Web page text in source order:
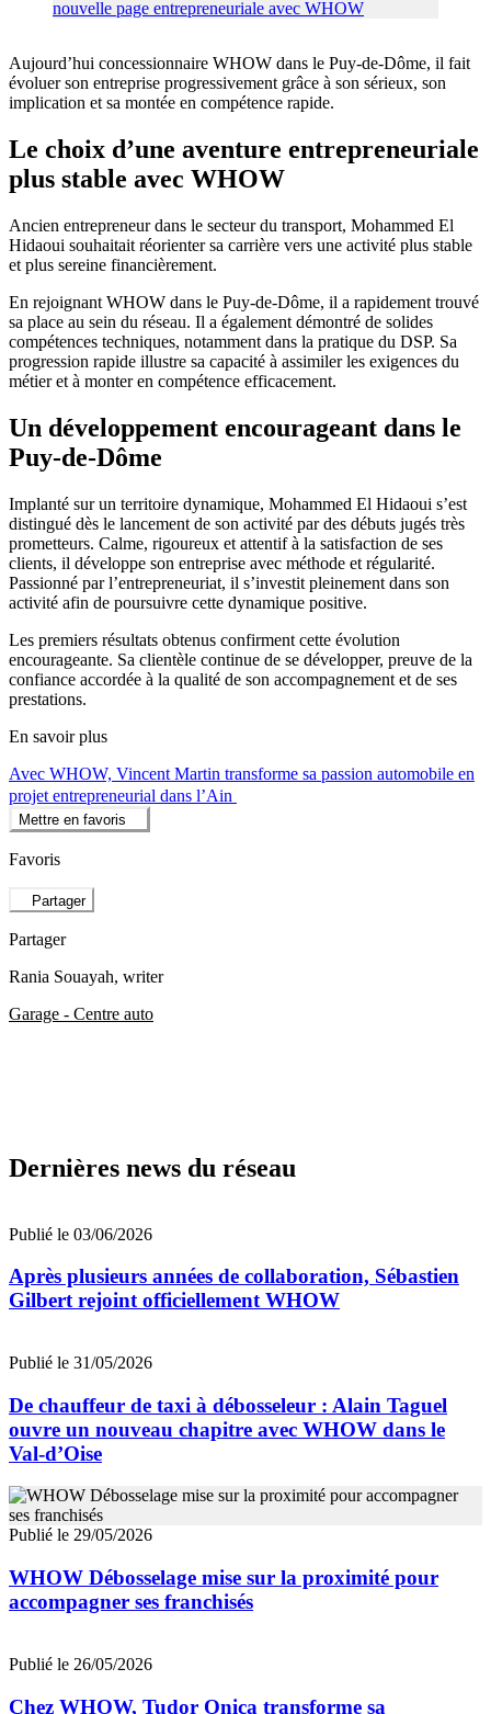
Aujourd’hui concessionnaire WHOW dans le Puy-de-Dôme, il fait
évoluer son entreprise progressivement grâce à son sérieux, son
implication et sa montée en compétence rapide.
Le choix d’une aventure entrepreneuriale
plus stable avec WHOW
Ancien entrepreneur dans le secteur du transport, Mohammed El
Hidaoui souhaitait réorienter sa carrière vers une activité plus stable
et plus sereine financièrement.
En rejoignant WHOW dans le Puy-de-Dôme, il a rapidement trouvé
sa place au sein du réseau. Il a également démontré de solides
compétences techniques, notamment dans la pratique du DSP. Sa
progression rapide illustre sa capacité à assimiler les exigences du
métier et à monter en compétence efficacement.
Un développement encourageant dans le
Puy-de-Dôme
Implanté sur un territoire dynamique, Mohammed El Hidaoui s’est
distingué dès le lancement de son activité par des débuts jugés très
prometteurs. Calme, rigoureux et attentif à la satisfaction de ses
clients, il développe son entreprise avec méthode et régularité.
Passionné par l’entrepreneuriat, il s’investit pleinement dans son
activité afin de poursuivre cette dynamique positive.
Les premiers résultats obtenus confirment cette évolution
encourageante. Sa clientèle continue de se développer, preuve de la
confiance accordée à la qualité de son accompagnement et de ses
prestations.
En savoir plus
Avec WHOW, Vincent Martin transforme sa passion automobile en
projet entrepreneurial dans l’Ain
Mettre en favoris
Favoris
Partager
Partager
Rania Souayah, writer
Garage - Centre auto
Dernières news du réseau
Publié le 03/06/2026
Après plusieurs années de collaboration, Sébastien
Gilbert rejoint officiellement WHOW
Publié le 31/05/2026
De chauffeur de taxi à débosseleur : Alain Taguel
ouvre un nouveau chapitre avec WHOW dans le
Val-d’Oise
Publié le 29/05/2026
WHOW Débosselage mise sur la proximité pour
accompagner ses franchisés
Publié le 26/05/2026
Chez WHOW, Tudor Onica transforme sa